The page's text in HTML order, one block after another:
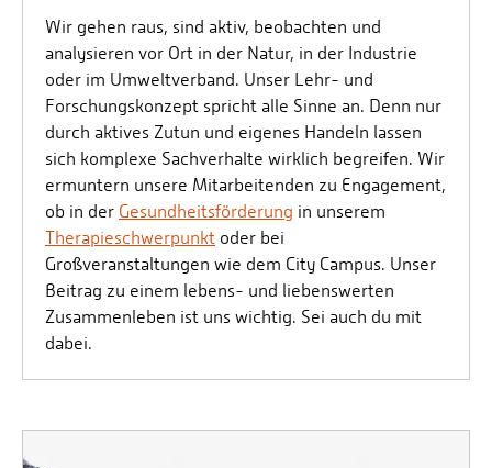
Wir gehen raus, sind aktiv, beobachten und
analysieren vor Ort in der Natur, in der Industrie
oder im Umweltverband. Unser Lehr- und
Forschungskonzept spricht alle Sinne an. Denn nur
durch aktives Zutun und eigenes Handeln lassen
sich komplexe Sachverhalte wirklich begreifen. Wir
ermuntern unsere Mitarbeitenden zu Engagement,
ob in der Gesundheitsförderung in unserem
Therapieschwerpunkt oder bei
Großveranstaltungen wie dem City Campus. Unser
Beitrag zu einem lebens- und liebenswerten
Zusammenleben ist uns wichtig. Sei auch du mit
dabei.